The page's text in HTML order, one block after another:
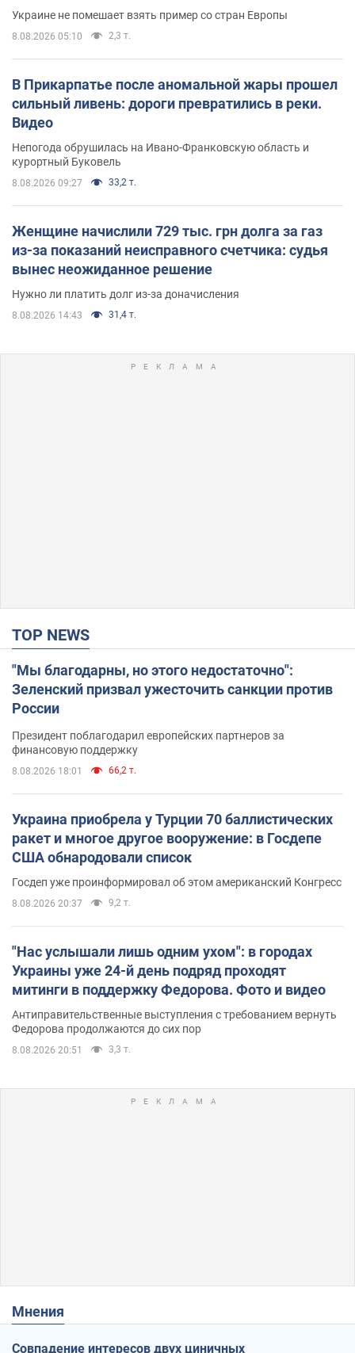
Украине не помешает взять пример со стран Европы
8.08.2026 05:10 2,3 т.
В Прикарпатье после аномальной жары прошел
сильный ливень: дороги превратились в реки.
Видео
Непогода обрушилась на Ивано-Франковскую область и
курортный Буковель
8.08.2026 09:27 33,2 т.
Женщине начислили 729 тыс. грн долга за газ
из-за показаний неисправного счетчика: судья
вынес неожиданное решение
Нужно ли платить долг из-за доначисления
8.08.2026 14:43 31,4 т.
TOP NEWS
"Мы благодарны, но этого недостаточно":
Зеленский призвал ужесточить санкции против
России
Президент поблагодарил европейских партнеров за
финансовую поддержку
8.08.2026 18:01 66,2 т.
Украина приобрела у Турции 70 баллистических
ракет и многое другое вооружение: в Госдепе
США обнародовали список
Госдеп уже проинформировал об этом американский Конгресс
8.08.2026 20:37 9,2 т.
"Нас услышали лишь одним ухом": в городах
Украины уже 24-й день подряд проходят
митинги в поддержку Федорова. Фото и видео
Антиправительственные выступления с требованием вернуть
Федорова продолжаются до сих пор
8.08.2026 20:51 3,3 т.
Мнения
Совпадение интересов двух циничных